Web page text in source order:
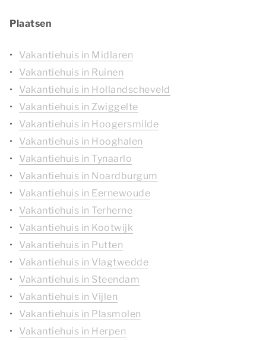
Plaatsen
Vakantiehuis in Midlaren
Vakantiehuis in Ruinen
Vakantiehuis in Hollandscheveld
Vakantiehuis in Zwiggelte
Vakantiehuis in Hoogersmilde
Vakantiehuis in Hooghalen
Vakantiehuis in Tynaarlo
Vakantiehuis in Noardburgum
Vakantiehuis in Eernewoude
Vakantiehuis in Terherne
Vakantiehuis in Kootwijk
Vakantiehuis in Putten
Vakantiehuis in Vlagtwedde
Vakantiehuis in Steendam
Vakantiehuis in Vijlen
Vakantiehuis in Plasmolen
Vakantiehuis in Herpen